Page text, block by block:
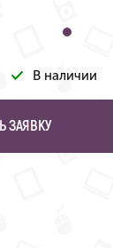
В наличии
ЗАЯВКУ